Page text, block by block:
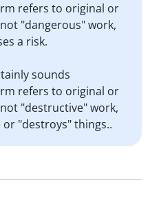
refers to original or
"dangerous" work,
a risk.
sounds
refers to original or
"destructive" work,
or "destroys" things..